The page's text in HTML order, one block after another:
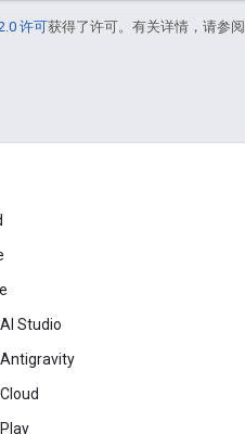
许可获得了许可。有关详情，请参阅
Studio